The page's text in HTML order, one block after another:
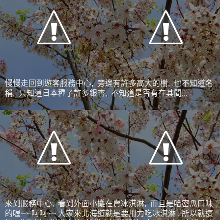
慢慢走回到遊客服務中心, 旁邊有許多高大的樹, 也不知道名
稱, 只知道日本種了許多銀杏, 不知道是否有在其間...
來到服務中心, 看到外面小攤在賣冰淇淋, 而且是哈密瓜口味
的喔~~ 呵呵~~ 大家來北海道就是要用力吃冰淇淋 , 所以就這